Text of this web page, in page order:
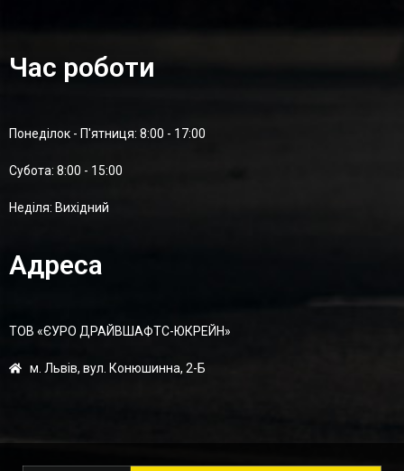
Час роботи
Понеділок - П'ятниця: 8:00 - 17:00
Суботa: 8:00 - 15:00
Неділя: Вихідний
Адреса
ТОВ «ЄУРО ДРАЙВШАФТC-ЮКРЕЙН»
м. Львів, вул. Конюшинна, 2-Б